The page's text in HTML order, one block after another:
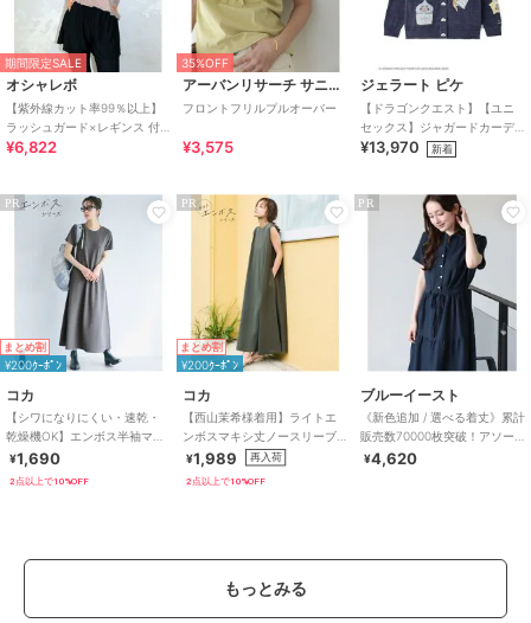
期間限定SALE
オシャレボ
【紫外線カット率99％以上】
ラッシュガード×レギンス 付
き タンキニ
¥6,822
35%OFF
アーバンリサーチ サニーレーベル
フロントフリルプルオーバー
¥3,575
ジェラート ピケ
【ドラゴンクエスト】【ユニ
セックス】ジャガードカーデ
ィガン
¥13,970 新着
PR
まとめ割
¥200ｸｰﾎﾟﾝ
コカ
【シワになりにくい・速乾・
乾燥機OK】エンボス半袖マキ
シワンピース 全4色
¥1,690
2点以上で10%OFF
PR
まとめ割
¥200ｸｰﾎﾟﾝ
コカ
【西山茉希様着用】ライトエ
ンボスマキシ丈ノースリーブ
ワンピース 全4色 / シワになり
にくい・速乾
¥1,989 再入荷
2点以上で10%OFF
PR
ブルーイースト
《新色追加 / 選べる着丈》累計
販売数70000枚突破！アソー
ト柄ワンピース
¥4,620
もっとみる